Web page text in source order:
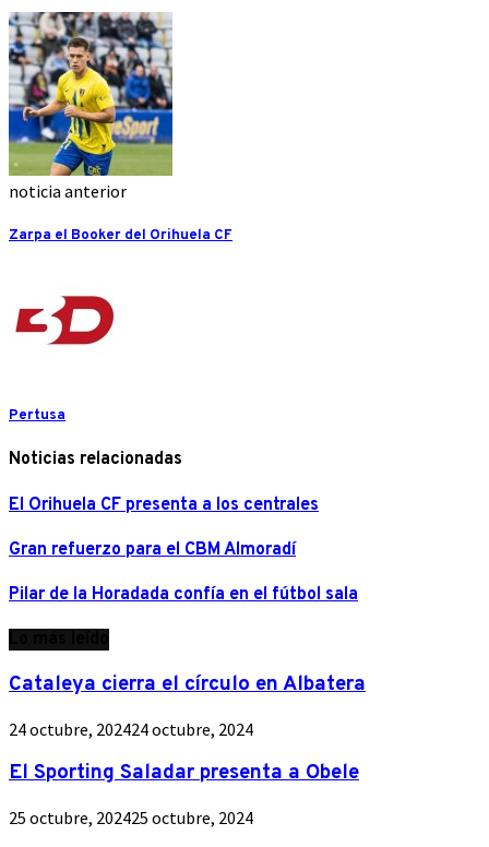
noticia anterior
Zarpa el Booker del Orihuela CF
Pertusa
Noticias relacionadas
El Orihuela CF presenta a los centrales
Gran refuerzo para el CBM Almoradí
Pilar de la Horadada confía en el fútbol sala
Cataleya cierra el círculo en Albatera
24 octubre, 202424 octubre, 2024
El Sporting Saladar presenta a Obele
25 octubre, 202425 octubre, 2024